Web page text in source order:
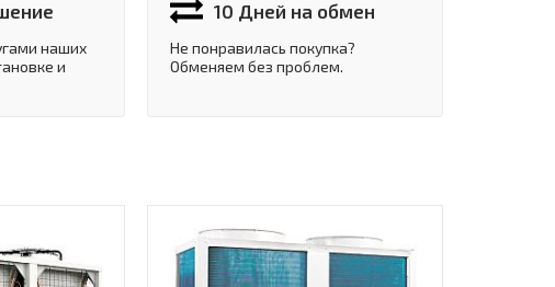
наших
и
10 Дней на обмен
Не понравилась покупка?
Обменяем без проблем.